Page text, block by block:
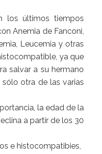
los últimos tiempos
Anemia de Fanconi,
Leucemia y otras
ya que
salvar a su hermano
otra de las varias
la edad de la
a partir de los 30
e histocompatibies,